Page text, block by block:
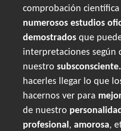
comprobación científica
numerosos estudios
demostrados que
interpretaciones según
nuestro subsconsciente.
hacerles llegar lo que
hacernos ver para
de nuestro
profesional, amorosa,